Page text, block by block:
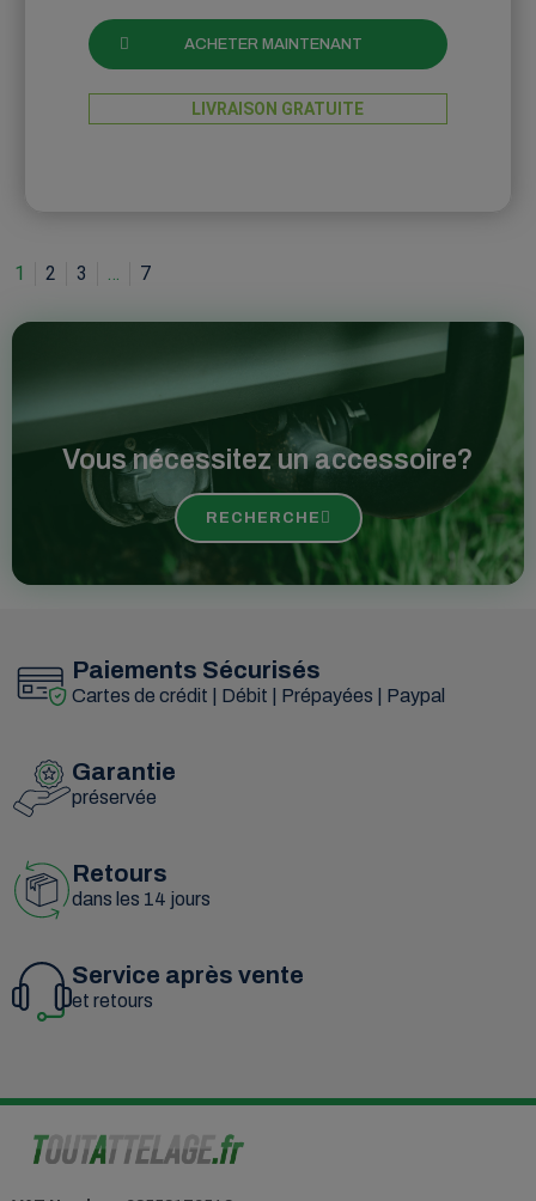
ACHETER MAINTENANT
LIVRAISON GRATUITE
1 2 3 … 7
Vous nécessitez un accessoire?
RECHERCHE
Paiements Sécurisés
Cartes de crédit | Débit | Prépayées | Paypal
Garantie
préservée
Retours
dans les 14 jours
Service après vente
et retours